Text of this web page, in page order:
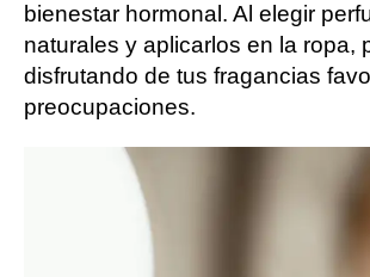
bienestar hormonal. Al elegir
naturales y aplicarlos en la ropa,
disfrutando de tus fragancias
preocupaciones.